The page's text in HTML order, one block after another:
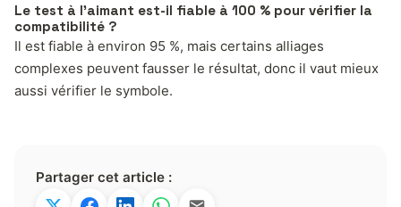
Le test à l’aimant est-il fiable à 100 % pour vérifier la
compatibilité ?
Il est fiable à environ 95 %, mais certains alliages
complexes peuvent fausser le résultat, donc il vaut mieux
aussi vérifier le symbole.
Partager cet article :